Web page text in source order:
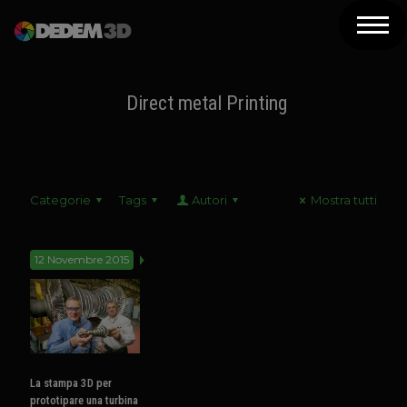
Assistenza
Contatti
Newsletter
Direct metal Printing
Categorie Tags Autori Mostra tutti
12 Novembre 2015
La stampa 3D per
prototipare una turbina